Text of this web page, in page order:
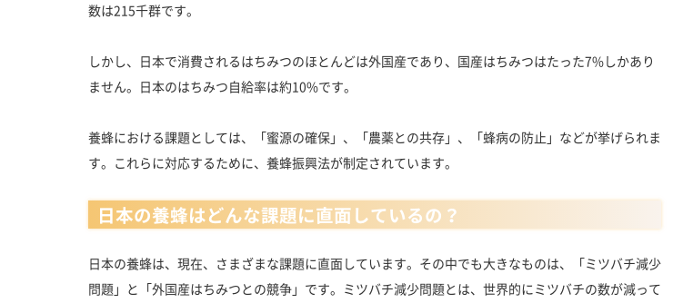
数は215千群です。
しかし、日本で消費されるはちみつのほとんどは外国産であり、国産はちみつはたった7%しかあり
ません。日本のはちみつ自給率は約10%です。
養蜂における課題としては、「蜜源の確保」、「農薬との共存」、「蜂病の防止」などが挙げられま
す。これらに対応するために、養蜂振興法が制定されています。
日本の養蜂はどんな課題に直面しているの？
日本の養蜂は、現在、さまざまな課題に直面しています。その中でも大きなものは、「ミツバチ減少
問題」と「外国産はちみつとの競争」です。ミツバチ減少問題とは、世界的にミツバチの数が減って